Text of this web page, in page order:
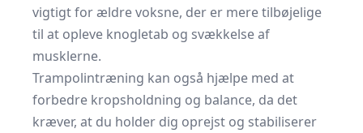
vigtigt for ældre voksne, der er mere tilbøjelige
til at opleve knogletab og svækkelse af
musklerne.
Trampolintræning kan også hjælpe med at
forbedre kropsholdning og balance, da det
kræver, at du holder dig oprejst og stabiliserer